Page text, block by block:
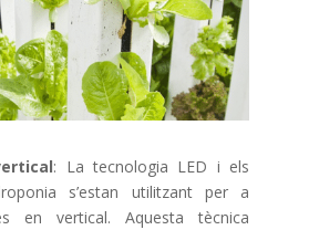
: La tecnologia LED i els
s’estan utilitzant per a
en vertical. Aquesta tècnica